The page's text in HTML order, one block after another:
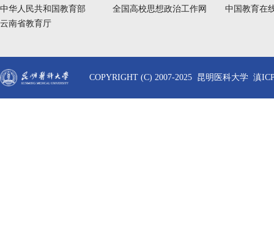
中华人民共和国教育部 全国高校思想政治工作网
中国教育在
云南省教育厅
COPYRIGHT (C) 2007-2025 昆明医科大学 滇